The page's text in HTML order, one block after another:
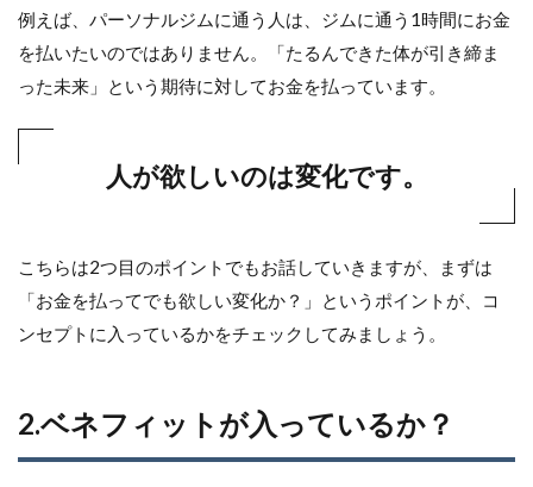
例えば、パーソナルジムに通う人は、ジムに通う1時間にお金
を払いたいのではありません。「たるんできた体が引き締ま
った未来」という期待に対してお金を払っています。
人が欲しいのは変化です。
こちらは2つ目のポイントでもお話していきますが、まずは
「お金を払ってでも欲しい変化か？」というポイントが、コ
ンセプトに入っているかをチェックしてみましょう。
2.ベネフィットが入っているか？